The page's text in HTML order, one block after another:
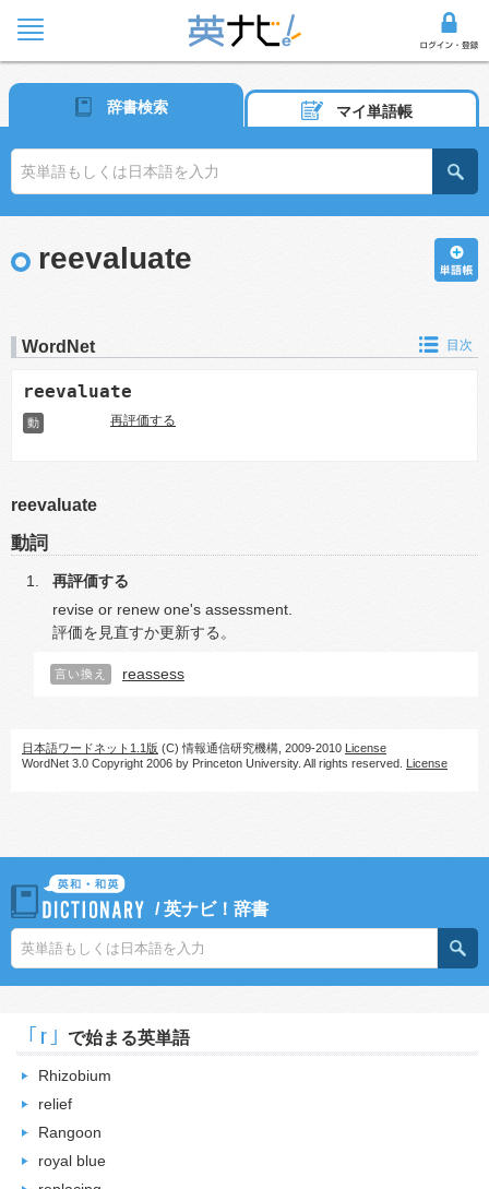
辞書検索 マイ単語帳
reevaluate
WordNet 目次
reevaluate
動 再評価する
reevaluate
動詞
再評価する
revise or renew one's assessment.
評価を見直すか更新する。
言い換え reassess
日本語ワードネット1.1版 (C) 情報通信研究機構, 2009-2010 License
WordNet 3.0 Copyright 2006 by Princeton University. All rights reserved. License
/英ナビ！辞書
｢r｣ で始まる英単語
Rhizobium
relief
Rangoon
royal blue